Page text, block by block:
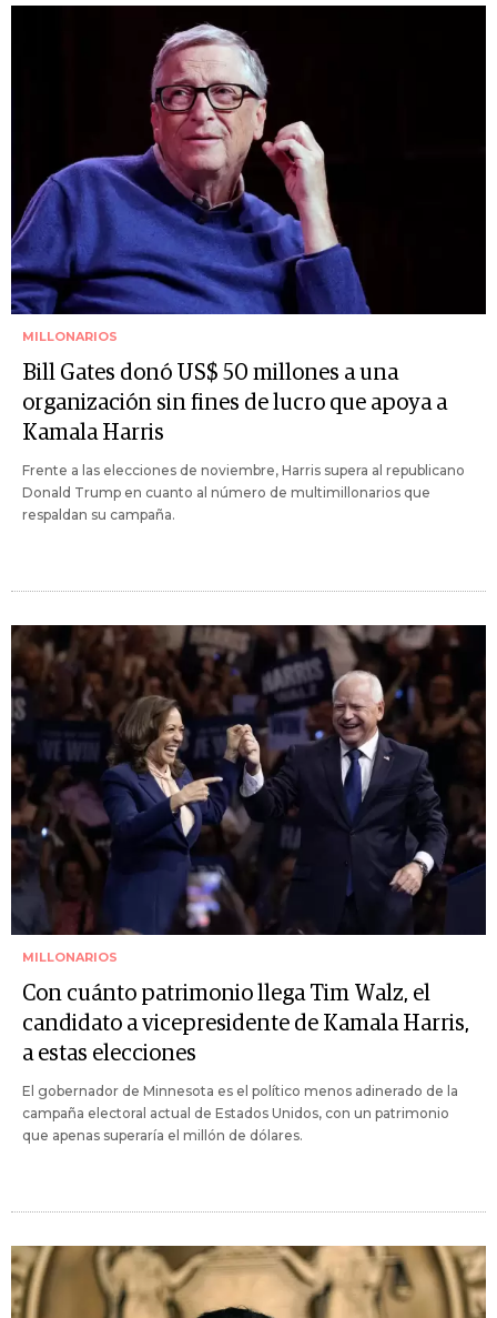
MILLONARIOS
Bill Gates donó US$ 50 millones a una
organización sin fines de lucro que apoya a
Kamala Harris
Frente a las elecciones de noviembre, Harris supera al republicano
Donald Trump en cuanto al número de multimillonarios que
respaldan su campaña.
MILLONARIOS
Con cuánto patrimonio llega Tim Walz, el
candidato a vicepresidente de Kamala Harris,
a estas elecciones
El gobernador de Minnesota es el político menos adinerado de la
campaña electoral actual de Estados Unidos, con un patrimonio
que apenas superaría el millón de dólares.